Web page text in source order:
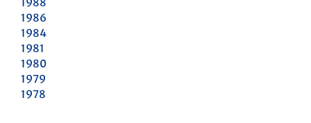
1986
1984
1981
1980
1979
1978